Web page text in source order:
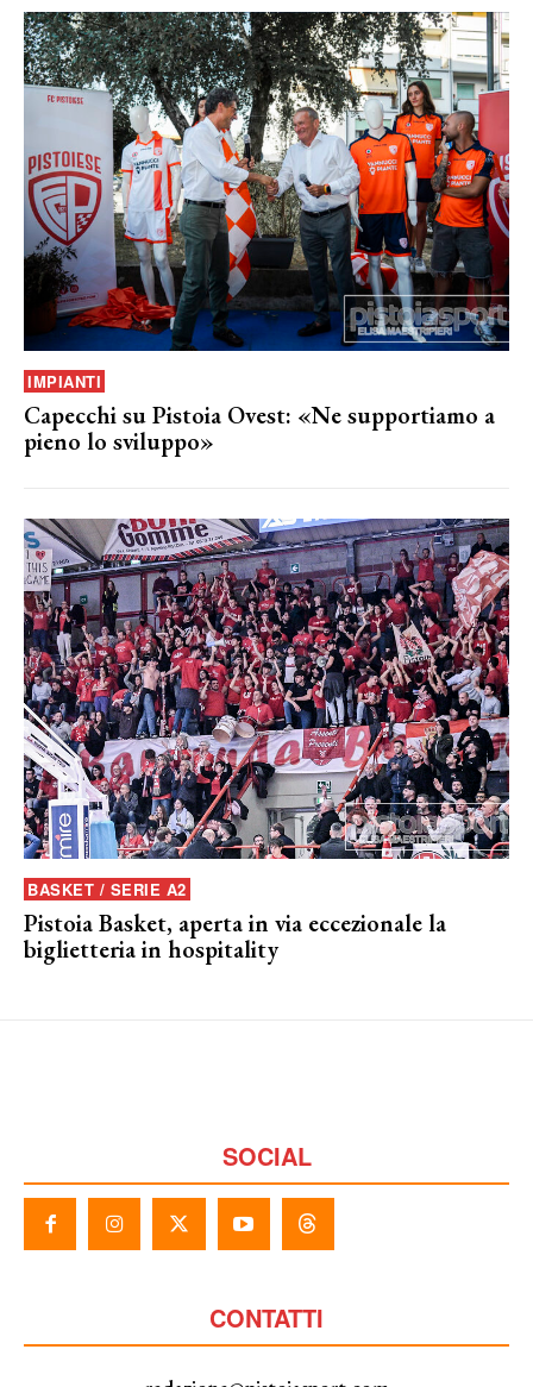
IMPIANTI
Capecchi su Pistoia Ovest: «Ne supportiamo a
pieno lo sviluppo»
BASKET / SERIE A2
Pistoia Basket, aperta in via eccezionale la
biglietteria in hospitality
SOCIAL
CONTATTI